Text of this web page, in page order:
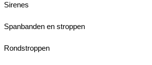
Sirenes
Spanbanden en stroppen
Rondstroppen